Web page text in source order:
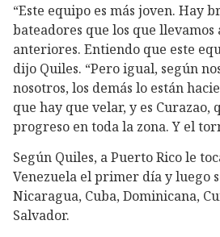
“Este equipo es más joven. Hay
bateadores que los que llevamos
anteriores. Entiendo que este
dijo Quiles. “Pero igual, según
nosotros, los demás lo están
que hay que velar, y es Curazao,
progreso en toda la zona. Y el
Según Quiles, a Puerto Rico le
Venezuela el primer día y luego
Nicaragua, Cuba, Dominicana,
Salvador.